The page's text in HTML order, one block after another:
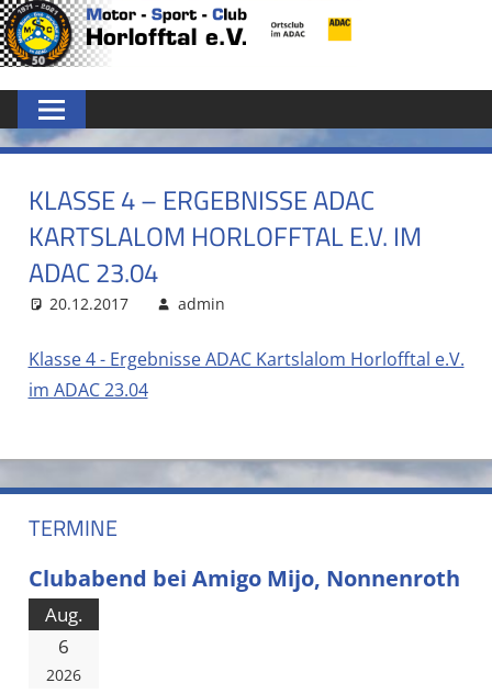
Zum
Inhalt
MSC
HORLOFFTAL
E.V.
KLASSE 4 – ERGEBNISSE ADAC
KARTSLALOM HORLOFFTAL E.V. IM
ADAC 23.04
20.12.2017 admin
Klasse 4 - Ergebnisse ADAC Kartslalom Horlofftal e.V.
im ADAC 23.04
TERMINE
Clubabend bei Amigo Mijo, Nonnenroth
Aug.
6
2026